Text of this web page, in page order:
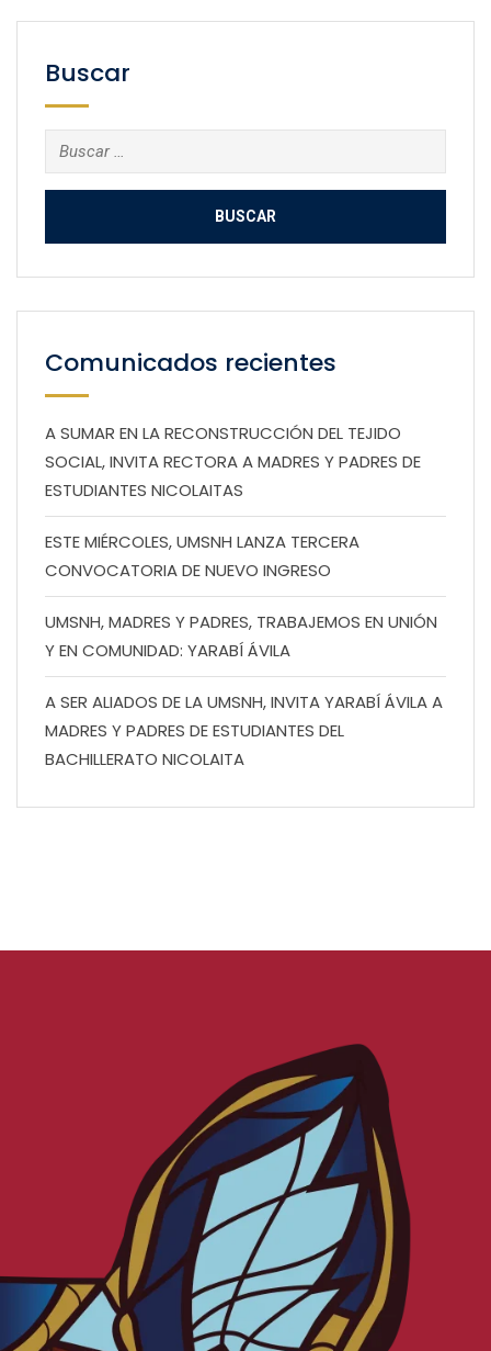
Buscar
Buscar:
Comunicados recientes
A SUMAR EN LA RECONSTRUCCIÓN DEL TEJIDO
SOCIAL, INVITA RECTORA A MADRES Y PADRES DE
ESTUDIANTES NICOLAITAS
ESTE MIÉRCOLES, UMSNH LANZA TERCERA
CONVOCATORIA DE NUEVO INGRESO
UMSNH, MADRES Y PADRES, TRABAJEMOS EN UNIÓN
Y EN COMUNIDAD: YARABÍ ÁVILA
A SER ALIADOS DE LA UMSNH, INVITA YARABÍ ÁVILA A
MADRES Y PADRES DE ESTUDIANTES DEL
BACHILLERATO NICOLAITA